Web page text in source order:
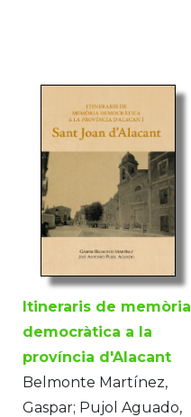
Itineraris de memòria
democràtica a la
província d'Alacant
Belmonte Martínez,
Gaspar; Pujol Aguado,